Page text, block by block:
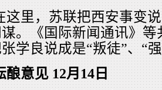
这里，苏联把西安事变
。《国际新闻通讯》
学良说成是“叛徒”、“
酿意见 12月14日